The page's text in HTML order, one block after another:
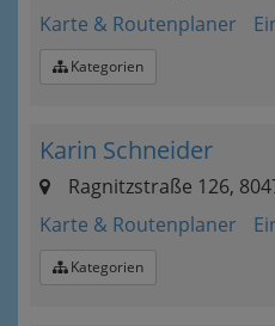
Karte & Routenplaner
Kategorien
Karin Schneider
Ragnitzstraße 126,
Karte & Routenplaner
Kategorien